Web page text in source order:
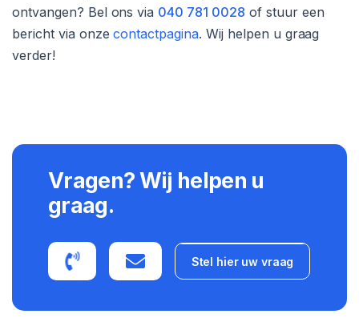
ontvangen? Bel ons via 040 781 0028 of stuur een
bericht via onzecontactpagina. Wij helpen u graag
verder!
Vragen? Wij helpen u
graag.
Stel hier uw vraag